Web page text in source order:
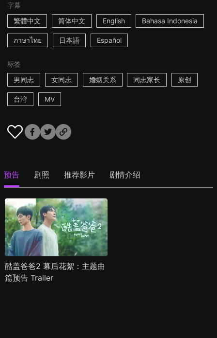
字幕
繁體中文
简体中文 English Bahasa Indonesia
ภาษาไทย 日本語 Español
标签
男同志
女同志 婚姻关系 同志家长 原创
台湾 MV
预告 剧照 推荐影片 剧情介绍
酷盖爸爸2 幕后花絮：主题曲
篇预告 Trailer